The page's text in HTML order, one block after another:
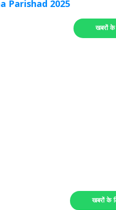
Parishad 2025
खबरों
खबरों के